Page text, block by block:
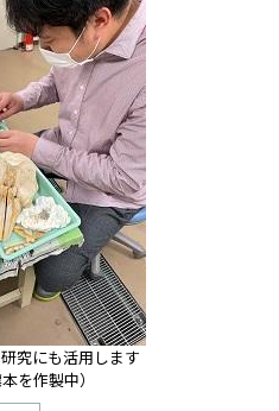
究にも活用します
を作製中）